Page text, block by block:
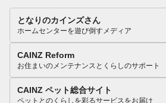
となりのカインズさん
ホームセンターを遊び倒すメディア
CAINZ Reform
お住まいのメンテナンスとくらしのサポート
CAINZ ペット総合サイト
ペットとのくらしを彩るサービスをお届け